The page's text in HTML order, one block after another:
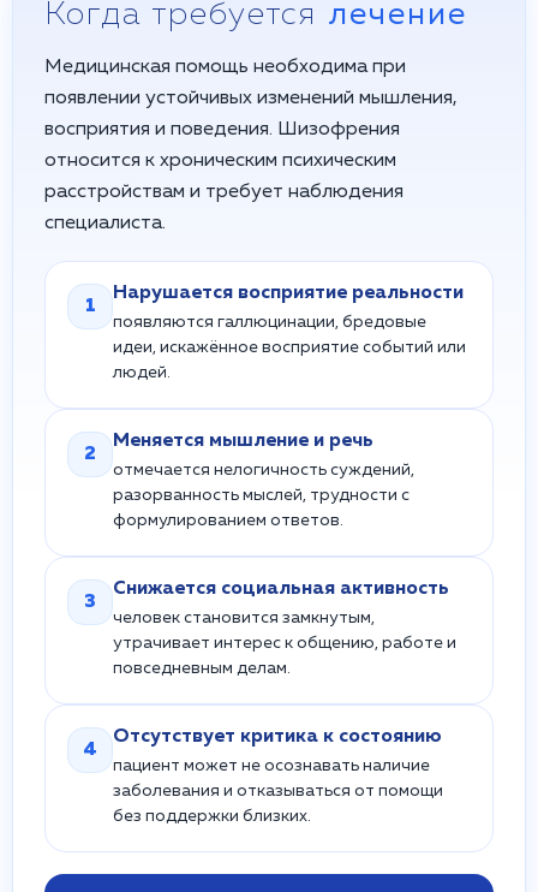
Когда требуется лечение
Медицинская помощь необходима при
появлении устойчивых изменений мышления,
восприятия и поведения. Шизофрения
относится к хроническим психическим
расстройствам и требует наблюдения
специалиста.
1
Нарушается восприятие реальности
появляются галлюцинации, бредовые
идеи, искажённое восприятие событий или
людей.
2
Меняется мышление и речь
отмечается нелогичность суждений,
разорванность мыслей, трудности с
формулированием ответов.
3
Снижается социальная активность
человек становится замкнутым,
утрачивает интерес к общению, работе и
повседневным делам.
4
Отсутствует критика к состоянию
пациент может не осознавать наличие
заболевания и отказываться от помощи
без поддержки близких.